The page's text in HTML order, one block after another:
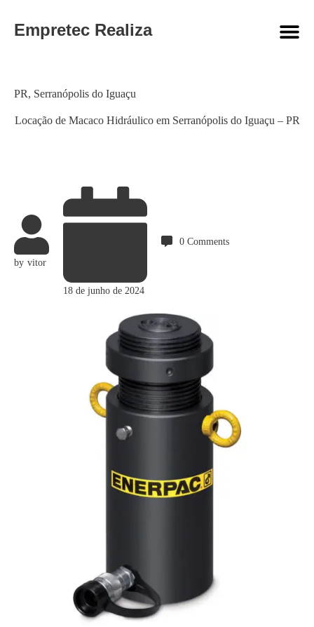
Empretec Realiza
Locação de Macaco Hidráulico em Serranópolis do Iguaçu – PR
Category
PR, Serranópolis do Iguaçu
by vitor
18 de junho de 2024
0 Comments